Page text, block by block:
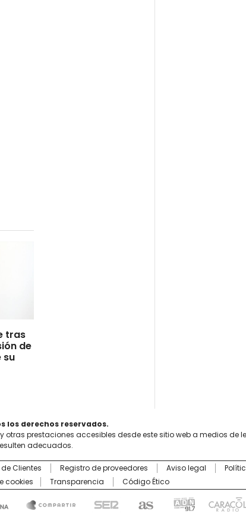
tras
de
su
los derechos reservados.
otras prestaciones accesibles desde este sitio web a medios de
adecuados.
Clientes Registro de proveedores Aviso legal
cookies Transparencia Código Ético